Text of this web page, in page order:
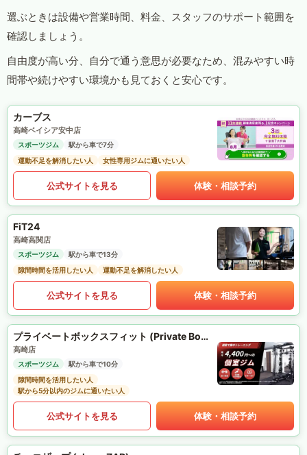
選ぶときは設備や営業時間、料金、スタッフのサポート範囲を
確認しましょう。
自由度が高い分、自分で通う意思が必要なため、混みやすい時
間帯や続けやすい環境かも見ておくと安心です。
カーブス
高崎ベイシア安中店
スポーツジム
駅から車で7分
運動不足を解消したい人
女性専用ジムに通いたい人
公式サイトを見る 体験・相談予約
FiT24
高崎高関店
スポーツジム
駅から車で13分
隙間時間を活用したい人
運動不足を解消したい人
公式サイトを見る 体験・相談予約
プライベートボックスフィット (Private Box Fit)
高崎店
スポーツジム
駅から車で10分
隙間時間を活用したい人
駅から5分以内のジムに通いたい人
公式サイトを見る 体験・相談予約